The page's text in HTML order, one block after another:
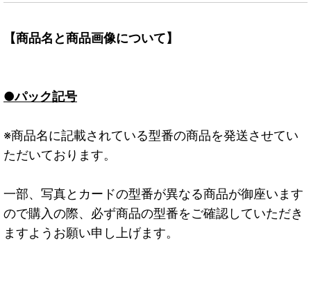
【商品名と商品画像について】
●パック記号
※商品名に記載されている型番の商品を発送させてい
ただいております。
一部、写真とカードの型番が異なる商品が御座います
ので購入の際、必ず商品の型番をご確認していただき
ますようお願い申し上げます。